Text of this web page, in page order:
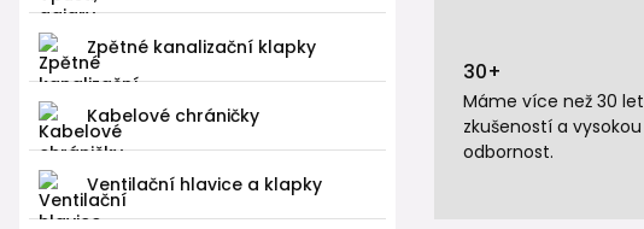
Zpětné kanalizační klapky
Kabelové chráničky
Ventilační hlavice a klapky
30+
Máme více než 30 let
zkušeností a vysokou
odbornost.